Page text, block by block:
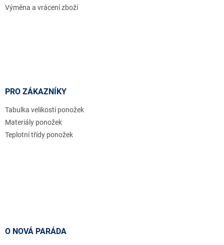
Výměna a vrácení zboží
PRO ZÁKAZNÍKY
Tabulka velikostí ponožek
Materiály ponožek
Teplotní třídy ponožek
O NOVÁ PARÁDA